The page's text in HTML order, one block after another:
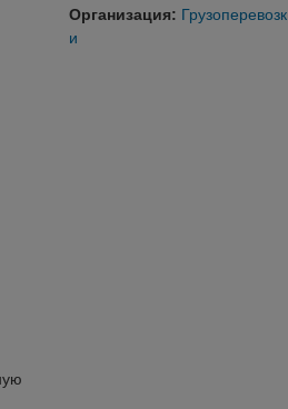
Организация: Грузоперевозк
и